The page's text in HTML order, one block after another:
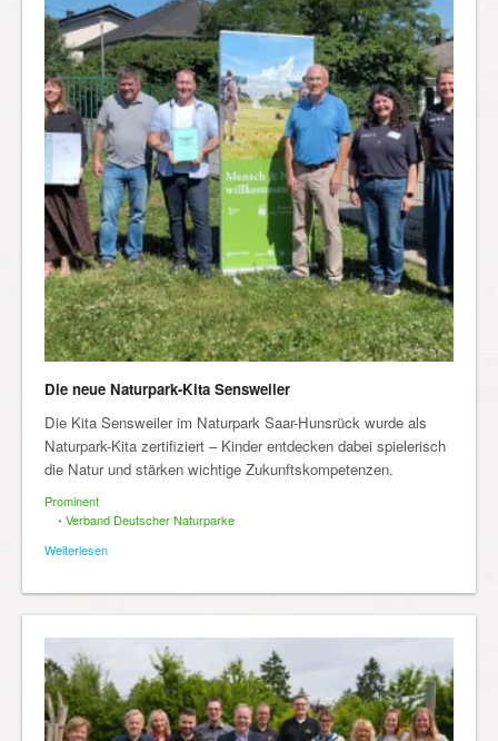
Die neue Naturpark-Kita Sensweiler
Die Kita Sensweiler im Naturpark Saar-Hunsrück wurde als
Naturpark-Kita zertifiziert – Kinder entdecken dabei spielerisch
die Natur und stärken wichtige Zukunftskompetenzen.
Prominent
• Verband Deutscher Naturparke
Weiterlesen